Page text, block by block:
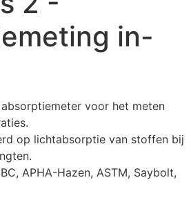
in-
voor het meten
op lichtabsorptie van stoffen bij
APHA-Hazen, ASTM, Saybolt,